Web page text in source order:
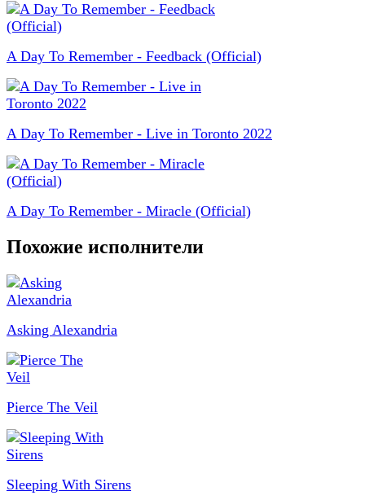
A Day To Remember - Feedback (Official)
A Day To Remember - Live in Toronto 2022
A Day To Remember - Miracle (Official)
Похожие исполнители
Asking Alexandria
Pierce The Veil
Sleeping With Sirens